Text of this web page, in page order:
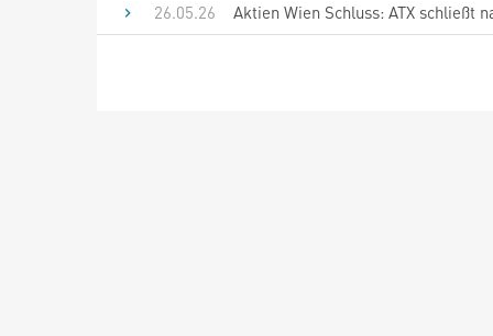
26.05.26
Aktien Wien Schluss: ATX schließt